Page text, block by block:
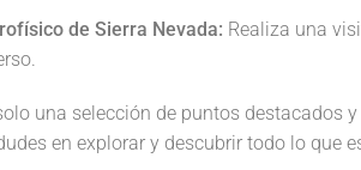
de Sierra Nevada: Realiza una
una selección de puntos destacados
en explorar y descubrir todo lo que